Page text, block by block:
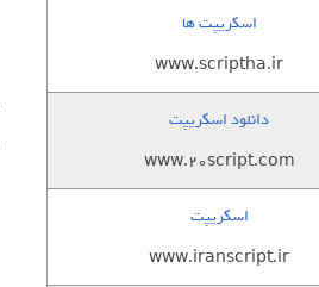
اسکریپت ها
www.scriptha.ir
دانلود اسکریپت
www.20script.com
اسکریپت
www.iranscript.ir